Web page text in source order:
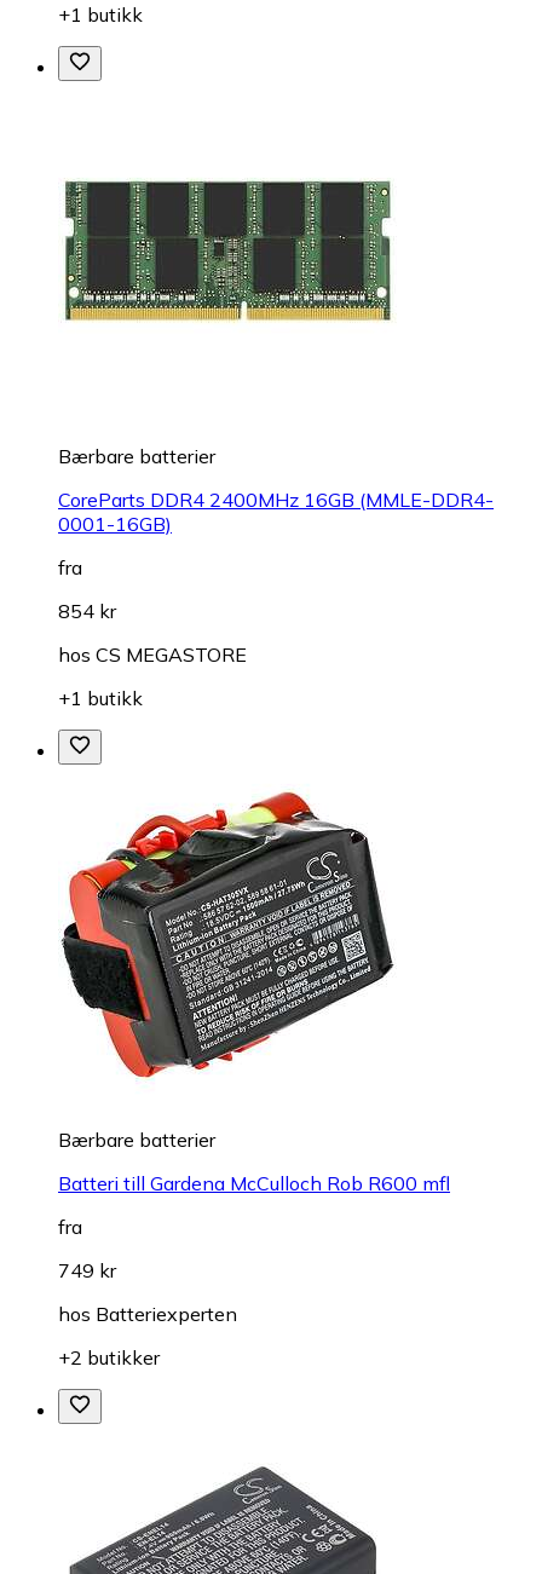
+1 butikk
Bærbare batterier
CoreParts DDR4 2400MHz 16GB (MMLE-DDR4-
0001-16GB)
fra
854 kr
hos CS MEGASTORE
+1 butikk
Bærbare batterier
Batteri till Gardena McCulloch Rob R600 mfl
fra
749 kr
hos Batteriexperten
+2 butikker